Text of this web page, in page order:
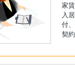
家
入
付
契